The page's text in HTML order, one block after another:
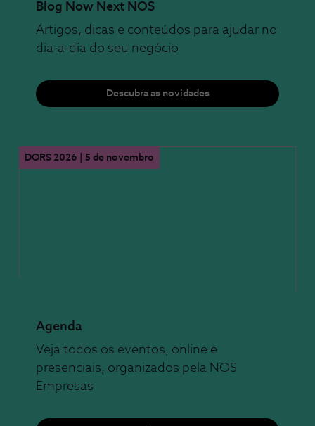
Blog Now Next NOS
Artigos, dicas e conteúdos para ajudar no
dia-a-dia do seu negócio
Descubra as novidades
DORS 2026 | 5 de novembro
Agenda
Veja todos os eventos, online e
presenciais, organizados pela NOS
Empresas